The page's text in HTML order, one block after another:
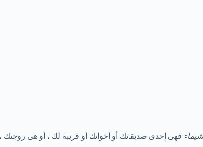
شيماء فهى إحدى صديقاتك أو أخواتك أو قريبة لك ، أو هى